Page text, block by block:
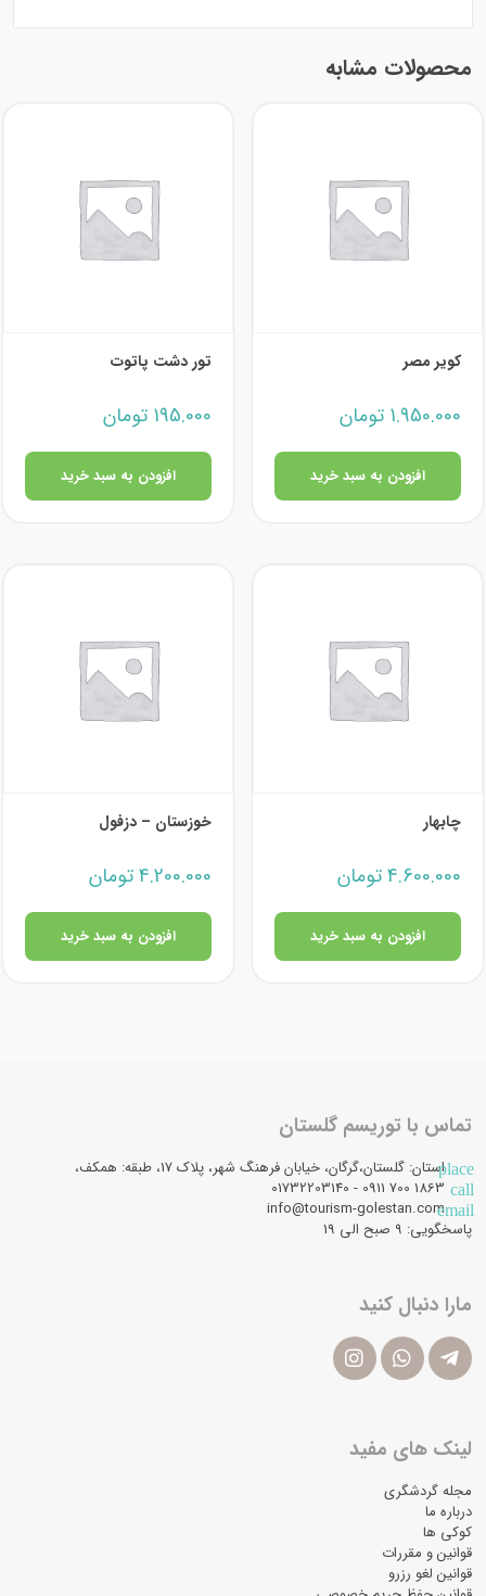
محصولات مشابه
کویر مصر
1.950.000 تومان
افزودن به سبد خرید
تور دشت پاتوت
195.000 تومان
افزودن به سبد خرید
چابهار
4.600.000تومان
افزودن به سبد خرید
خوزستان – دزفول
4.200.000تومان
افزودن به سبد خرید
تماس با توریسم گلستان
placeاستان: گلستان،گرگان، خیابان فرهنگ شهر، پلاک 17، طبقه: همکف،
call
email
info@tourism-golestan.com
پاسخگویی: ۹ صبح الی 19
مارا دنبال کنید
لینک های مفید
مجله گردشگری
درباره ما
کوکی ها
قوانین و مقررات
قوانین لغو رزرو